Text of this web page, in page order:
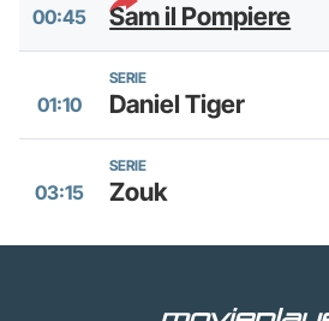
00:45 Sam il Pompiere
SERIE
01:10 Daniel Tiger
SERIE
03:15 Zouk